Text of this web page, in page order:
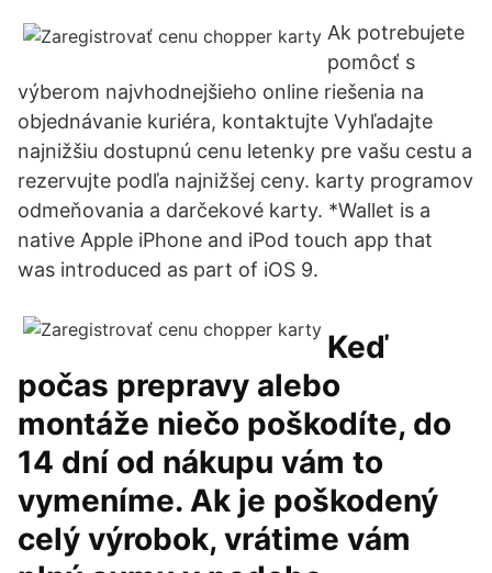
Ak potrebujete
pomôcť s
výberom najvhodnejšieho online riešenia na
objednávanie kuriéra, kontaktujte Vyhľadajte
najnižšiu dostupnú cenu letenky pre vašu cestu a
rezervujte podľa najnižšej ceny. karty programov
odmeňovania a darčekové karty. *Wallet is a
native Apple iPhone and iPod touch app that
was introduced as part of iOS 9.
Keď
počas prepravy alebo
montáže niečo poškodíte, do
14 dní od nákupu vám to
vymeníme. Ak je poškodený
celý výrobok, vrátime vám